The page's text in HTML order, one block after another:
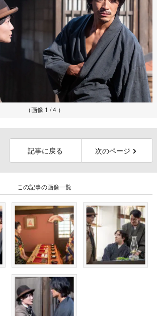
（画像 1 / 4 ）
記事に戻る 次のページ
この記事の画像一覧